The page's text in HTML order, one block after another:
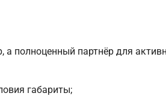
а полноценный партнёр для
габариты;